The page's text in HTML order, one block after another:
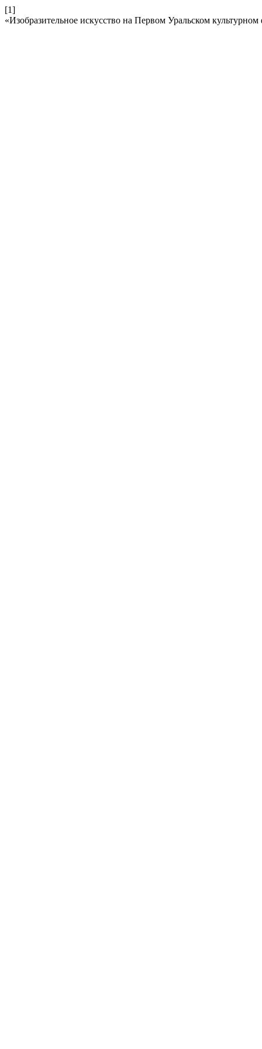
[1]
«Изобразительное искусство на Первом Уральском